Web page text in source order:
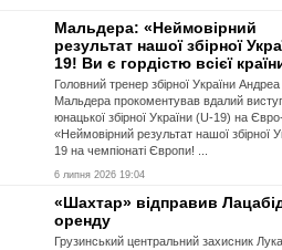
Мальдера: «Неймовірний
результат нашої збірної
19! Ви є гордістю всієї
Головний тренер збірної України Андреа
Мальдера прокоментував вдалий
юнацької збірної України (U-19) на
«Неймовірний результат нашої збірної
19 на чемпіонаті Європи! ...
6 липня 2026 19:04
«Шахтар» відправив
оренду
Грузинський центральний захисник Лука